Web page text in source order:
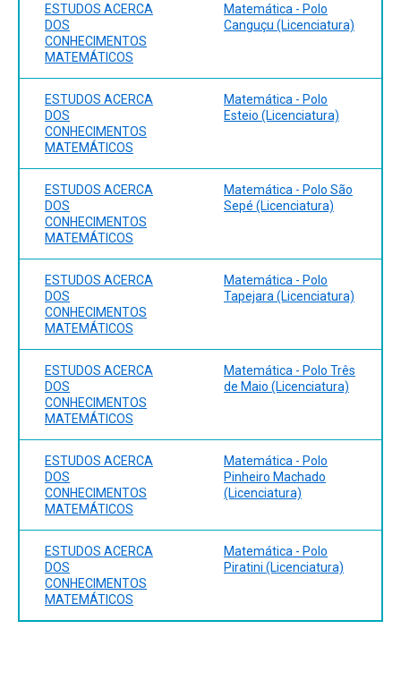
ESTUDOS ACERCA
DOS
CONHECIMENTOS
MATEMÁTICOS
Matemática - Polo
Canguçu (Licenciatura)
ESTUDOS ACERCA
DOS
CONHECIMENTOS
MATEMÁTICOS
Matemática - Polo
Esteio (Licenciatura)
ESTUDOS ACERCA
DOS
CONHECIMENTOS
MATEMÁTICOS
Matemática - Polo São
Sepé (Licenciatura)
ESTUDOS ACERCA
DOS
CONHECIMENTOS
MATEMÁTICOS
Matemática - Polo
Tapejara (Licenciatura)
ESTUDOS ACERCA
DOS
CONHECIMENTOS
MATEMÁTICOS
Matemática - Polo Três
de Maio (Licenciatura)
ESTUDOS ACERCA
DOS
CONHECIMENTOS
MATEMÁTICOS
Matemática - Polo
Pinheiro Machado
(Licenciatura)
ESTUDOS ACERCA
DOS
CONHECIMENTOS
MATEMÁTICOS
Matemática - Polo
Piratini (Licenciatura)